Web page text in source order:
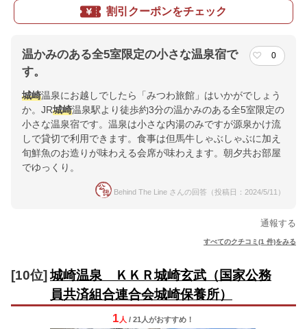
割引クーポンをチェック
温かみのある全5室限定の小さな温泉宿で
す。
0
城崎温泉にお越しでしたら「みつわ旅館」はいかがでしょう
か。JR城崎温泉駅より徒歩約3分の温かみのある全5室限定の
小さな温泉宿です。温泉は小さな内湯のみですが源泉かけ流
しで貸切で利用できます。食事は但馬牛しゃぶしゃぶに加え
旬鮮魚のお造りが味わえる会席が味わえます。朝夕共お部屋
でゆっくり。
Behind The Line さんの回答（投稿日：2024/5/11）
通報する
すべてのクチコミ(1 件)をみる
[10位] 城崎温泉 ＫＫＲ城崎玄武（国家公務
員共済組合連合会城崎保養所）
1 人 / 21人がおすすめ！